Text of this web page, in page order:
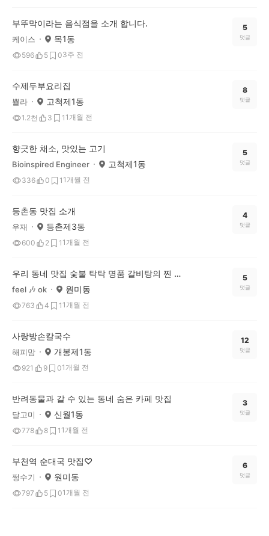
부뚜막이라는 음식점을 소개 합니다.
케이스 목1동
596 5 03주 전
5
댓글
수제두부요리집
쁄라 고척제1동
1.2천 3 1 1개월 전
8
댓글
향긋한 채소, 맛있는 고기
Bioinspired Engineer 고척제1동
336 0 1 1개월 전
5
댓글
등촌동 맛집 소개
우재 등촌제3동
600 2 1 1개월 전
4
댓글
우리 동네 맛집 숯불 탁탁 명품 갈비탕의 찐 매력!
feel 🎶 ok 원미동
763 4 1 1개월 전
5
댓글
사랑방손칼국수
해피맘 개봉제1동
921 9 01개월 전
12
댓글
반려동물과 갈 수 있는 동네 숨은 카페 맛집
달고미 신월1동
778 8 1 1개월 전
3
댓글
부천역 순대국 맛집♡
쩡수기 원미동
797 5 01개월 전
6
댓글